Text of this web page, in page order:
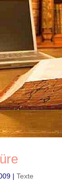
|Texte